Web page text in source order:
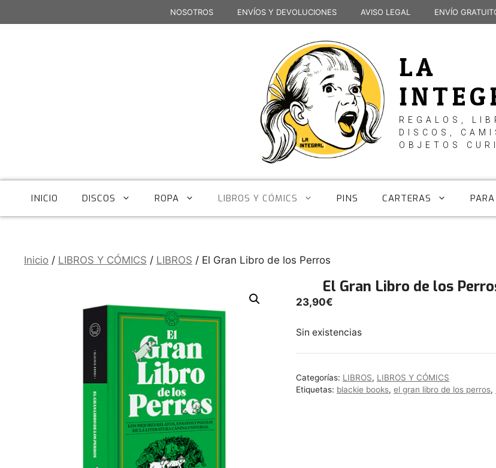
al
NOSOTROS ENVÍOS Y DEVOLUCIONES AVISO LEGAL ENVÍO
LA
REGALOS,
DISCOS,
OBJETOS
INICIO DISCOS ROPA LIBROS Y CÓMICS PINS CARTERAS
Inicio / LIBROS Y CÓMICS / LIBROS / El Gran Libro de los Perros
El Gran Libro de los
23,90€
Sin existencias
Categorías: LIBROS, LIBROS Y CÓMICS
Etiquetas: blackie books,el gran libro de los perros,